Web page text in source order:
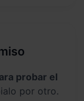
probar el
por otro.